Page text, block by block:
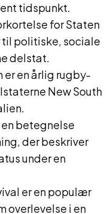
tidspunkt.
for Staten
til politiske, sociale
delstat.
en årlig rugby-
New South
betegnelse
der beskriver
under en
er en populær
overlevelse i en